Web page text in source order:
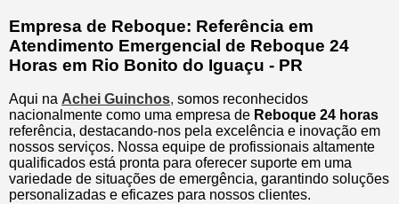
Empresa de Reboque: Referência em
Atendimento Emergencial de Reboque 24
Horas em Rio Bonito do Iguaçu - PR
Aqui na Achei Guinchos, somos reconhecidos
nacionalmente como uma empresa de Reboque 24 horas
referência, destacando-nos pela excelência e inovação em
nossos serviços. Nossa equipe de profissionais altamente
qualificados está pronta para oferecer suporte em uma
variedade de situações de emergência, garantindo soluções
personalizadas e eficazes para nossos clientes.